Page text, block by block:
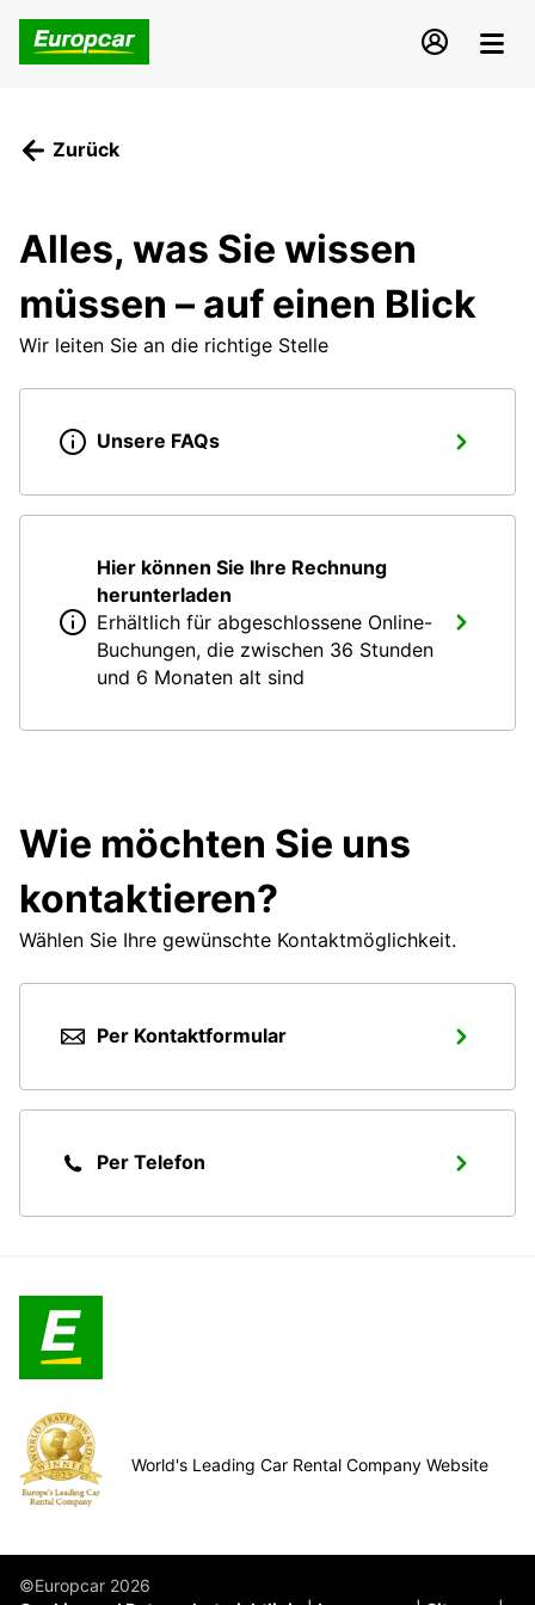
Zurück
Alles, was Sie wissen
müssen – auf einen Blick
Wir leiten Sie an die richtige Stelle
Unsere FAQs
Hier können Sie Ihre Rechnung
herunterladen
Erhältlich für abgeschlossene Online-
Buchungen, die zwischen 36 Stunden
und 6 Monaten alt sind
Wie möchten Sie uns
kontaktieren?
Wählen Sie Ihre gewünschte Kontaktmöglichkeit.
Per Kontaktformular
Per Telefon
World's Leading Car Rental Company Website
©Europcar 2026